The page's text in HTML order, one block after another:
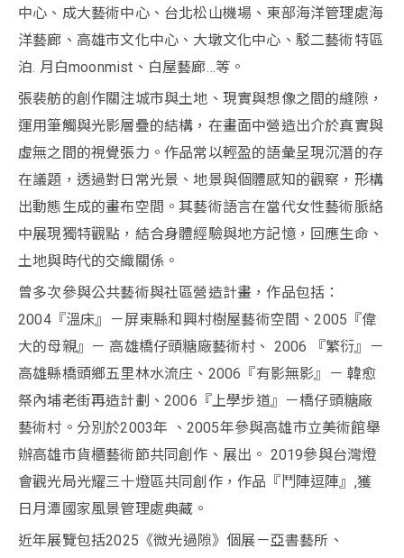
中心、成大藝術中心、台北松山機場、東部海洋管理處海
洋藝廊、高雄市文化中心、大墩文化中心、駁二藝術特區
泊. 月白moonmist、白屋藝廊…等。
張裴舫的創作關注城市與土地、現實與想像之間的縫隙，
運用筆觸與光影層疊的結構，在畫面中營造出介於真實與
虛無之間的視覺張力。作品常以輕盈的語彙呈現沉潛的存
在議題，透過對日常光景、地景與個體感知的觀察，形構
出動態生成的畫布空間。其藝術語言在當代女性藝術脈絡
中展現獨特觀點，結合身體經驗與地方記憶，回應生命、
土地與時代的交織關係。
曾多次參與公共藝術與社區營造計畫，作品包括：
2004『溫床』－屏東縣和興村樹屋藝術空間、2005『偉
大的母親』－ 高雄橋仔頭糖廠藝術村、 2006 『繁衍』－
高雄縣橋頭鄉五里林水流庄、2006『有影無影』－ 韓愈
祭內埔老街再造計劃、2006『上學步道』－橋仔頭糖廠
藝術村。分別於2003年 、2005年參與高雄市立美術館舉
辦高雄市貨櫃藝術節共同創作、展出。 2019參與台灣燈
會觀光局光耀三十燈區共同創作，作品『鬥陣逗陣』,獲
日月潭國家風景管理處典藏。
近年展覽包括2025《微光過隙》個展－亞書藝所、